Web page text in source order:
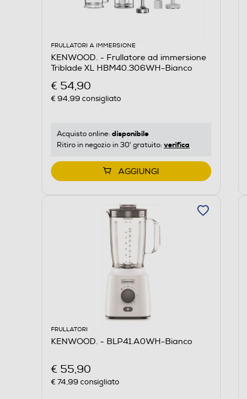
FRULLATORI A IMMERSIONE
KENWOOD. - Frullatore ad immersione
Triblade XL HBM40.306WH-Bianco
€ 54,90
€ 94,99 consigliato
Acquisto online: disponibile
Ritiro in negozio in 30' gratuito: verifica
AGGIUNGI
FRULLATORI
KENWOOD. - BLP41.A0WH-Bianco
€ 55,90
€ 74,99 consigliato